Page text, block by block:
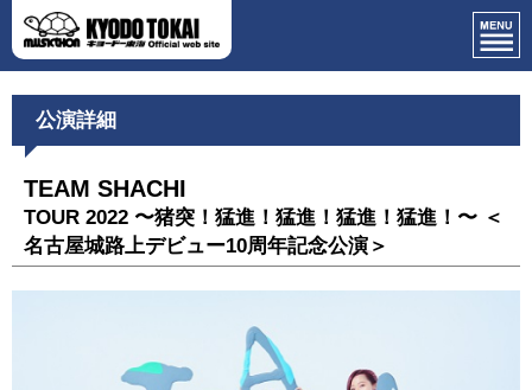
公演詳細
TEAM SHACHI
TOUR 2022 〜猪突！猛進！猛進！猛進！猛進！〜 ＜
名古屋城路上デビュー10周年記念公演＞